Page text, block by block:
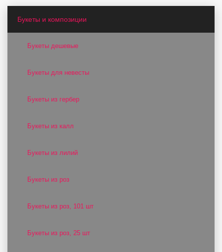
Букеты и композиции
Букеты дешевые
Букеты для невесты
Букеты из гербер
Букеты из калл
Букеты из лилий
Букеты из роз
Букеты из роз, 101 шт
Букеты из роз, 25 шт